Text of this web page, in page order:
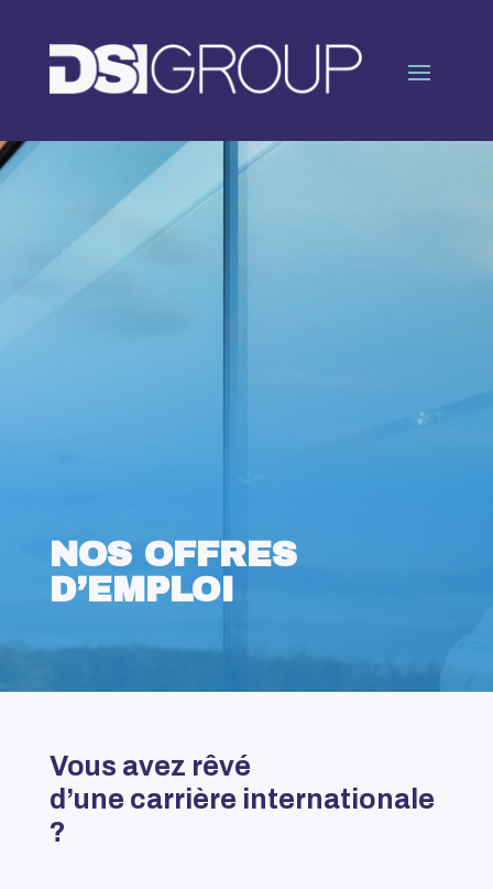
NOS OFFRES
D’EMPLOI
Vous avez rêvé
d’une carrière internationale
?